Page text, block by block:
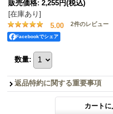
販売価格: 2,255円(税込)
[在庫あり]
5.00
2件のレビュー
Facebookでシェア
数量:
返品特約に関する重要事項